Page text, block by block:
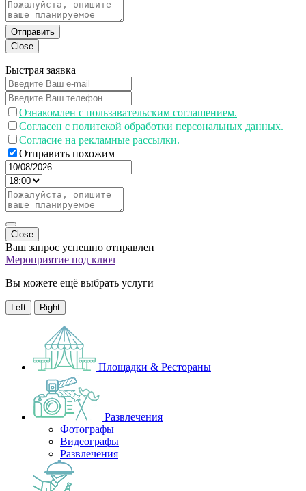
Отправить
Close
Быстрая заявка
Ознакомлен с пользавательским соглашением.
Согласен с политекой обработки персональных данных.
Согласие на рекламные рассылки.
Отправить похожим
Close
Ваш запрос успешно отправлен
Мероприятие под ключ
Вы можете ещё выбрать услуги
Left Right
Площадки & Рестораны
Развлечения
Фотографы
Видеографы
Развлечения